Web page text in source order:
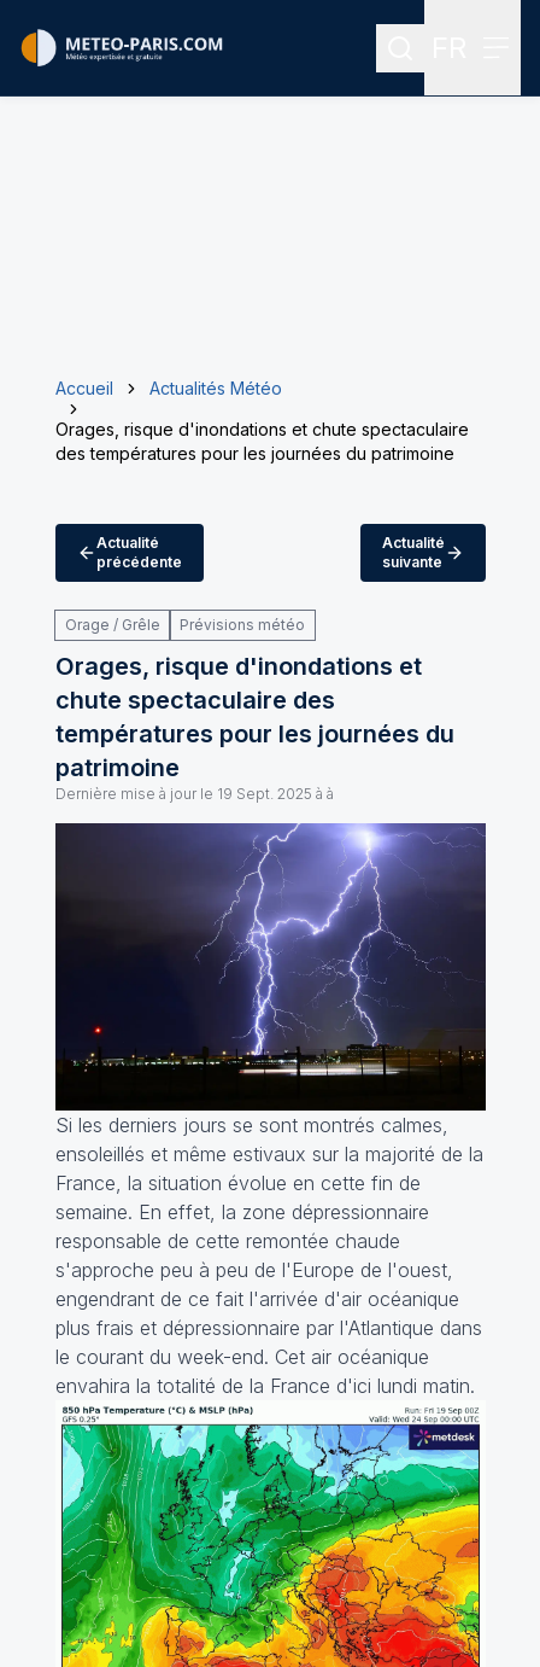
Rechercher
Accueil
Actualités Météo
Orages, risque d'inondations et chute spectaculaire
des températures pour les journées du patrimoine
Actualité
précédente
Actualité
suivante
Orage / Grêle Prévisions météo
Orages, risque d'inondations et
chute spectaculaire des
températures pour les journées du
patrimoine
Dernière mise à jour le 19 Sept. 2025 à à
Si les derniers jours se sont montrés calmes,
ensoleillés et même estivaux sur la majorité de la
France, la situation évolue en cette fin de
semaine. En effet, la zone dépressionnaire
responsable de cette remontée chaude
s'approche peu à peu de l'Europe de l'ouest,
engendrant de ce fait l'arrivée d'air océanique
plus frais et dépressionnaire par l'Atlantique dans
le courant du week-end. Cet air océanique
envahira la totalité de la France d'ici lundi matin.